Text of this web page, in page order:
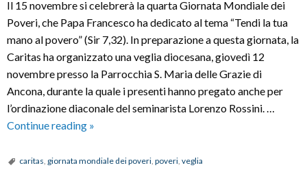
Il 15 novembre si celebrerà la quarta Giornata Mondiale dei
Poveri, che Papa Francesco ha dedicato al tema “Tendi la tua
mano al povero” (Sir 7,32). In preparazione a questa giornata, la
Caritas ha organizzato una veglia diocesana, giovedì 12
novembre presso la Parrocchia S. Maria delle Grazie di
Ancona, durante la quale i presenti hanno pregato anche per
l’ordinazione diaconale del seminarista Lorenzo Rossini. …
Continue reading Veglia
la
»
caritas, giornata mondiale dei poveri, poveri, veglia